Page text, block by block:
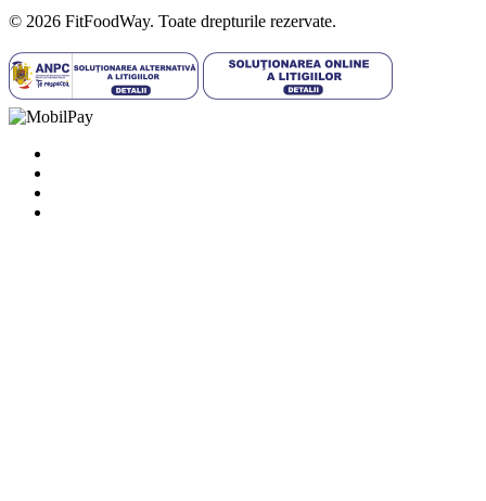
© 2026 FitFoodWay. Toate drepturile rezervate.